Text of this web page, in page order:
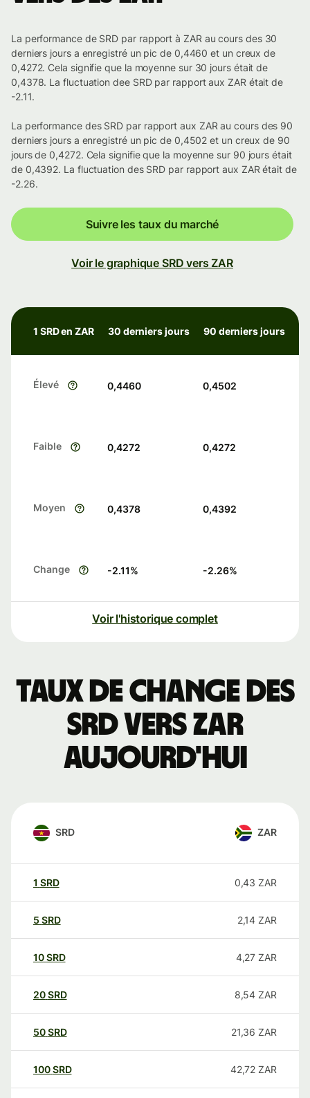
La performance de SRD par rapport à ZAR au cours des 30
derniers jours a enregistré un pic de 0,4460 et un creux de
0,4272. Cela signifie que la moyenne sur 30 jours était de
0,4378. La fluctuation dee SRD par rapport aux ZAR était de
-2.11.
La performance des SRD par rapport aux ZAR au cours des 90
derniers jours a enregistré un pic de 0,4502 et un creux de 90
jours de 0,4272. Cela signifie que la moyenne sur 90 jours était
de 0,4392. La fluctuation des SRD par rapport aux ZAR était de
-2.26.
Suivre les taux du marché
Voir le graphique SRD vers ZAR
1 SRD en ZAR 30 derniers jours 90 derniers jours
Élevé 0,4460 0,4502
Faible 0,4272 0,4272
Moyen 0,4378 0,4392
Change -2.11% -2.26%
Voir l'historique complet
Taux de change des
SRD vers ZAR
aujourd'hui
SRD ZAR
1 SRD 0,43 ZAR
5 SRD 2,14 ZAR
10SRD 4,27 ZAR
20SRD 8,54 ZAR
50SRD 21,36 ZAR
100SRD 42,72 ZAR